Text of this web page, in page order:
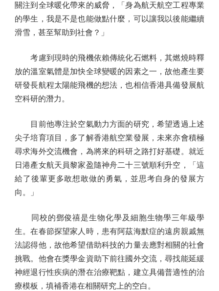
關注到全球暖化帶來的威脅，「身為航天航空工程專業
的學生，我是不是也能做點什麼，可以讓我以後能繼續
滑雪，甚至幫助到社會？」
考慮到現時的飛機依賴傳統化石燃料，其燃燒時釋
放的溫室氣體是加快全球變暖的因素之一，故他產生要
研發長航程太陽能飛機的想法，也相信香港具備發展航
空科研的潛力。
目前他專注於空氣動力方面的研究，希望透過上述
尖子培育項目，多了解香港航空業發展，未來亦會積極
尋求海外交流機會，為將來的科研之路打好基礎。就近
日港產女航天員黎家盈隨神舟二十三號順利升空，「這
給了後輩更多敢想敢做的勇氣，並思考自身的發展方
向。」
同校的鄧俊禧是生物化學及細胞生物學三年級學
生。在春節探望家人時，患有阿茲海默症的遠房親戚無
法認得他，故他希望借助科技的力量去應對相關的社會
挑戰。他會在獎學金資助下前往國外交流，尋找能延緩
神經退行性疾病的潛在治療靶點，建立具備普適性的治
療模板，填補香港在相關研究上的空白。